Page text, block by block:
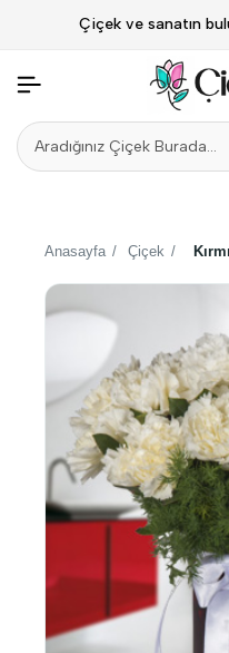
Çiçek ve sanatın
Anasayfa / Çiçek /